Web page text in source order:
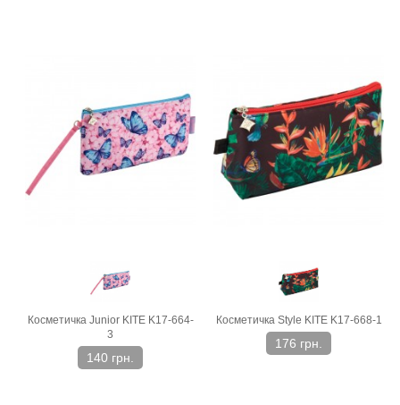
Косметичка Junior KITE K17-664-
3
140 грн.
Косметичка Style KITE K17-668-1
176 грн.